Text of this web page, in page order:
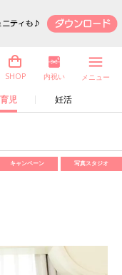
児 妊活
SHOP 内祝い メニュー
キャンペーン 写真スタジオ